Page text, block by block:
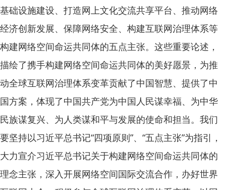
基础设施建设、打造网上文化交流共享平台、推动网络
经济创新发展、保障网络安全、构建互联网治理体系等
构建网络空间命运共同体的五点主张。这些重要论述，
描绘了携手构建网络空间命运共同体的美好愿景，为推
动全球互联网治理体系变革贡献了中国智慧、提供了中
国方案，体现了中国共产党为中国人民谋幸福、为中华
民族谋复兴、为人类谋和平与发展的使命和担当。我们
要坚持以习近平总书记“四项原则”、“五点主张”为指引，
大力宣介习近平总书记关于构建网络空间命运共同体的
理念主张，深入开展网络空间国际交流合作，办好世界